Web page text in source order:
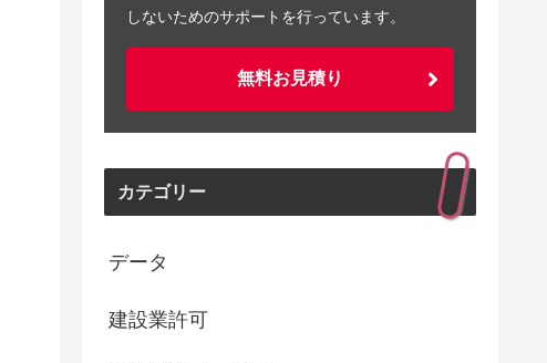
しないためのサポートを行っています。
無料お見積り
カテゴリー
データ
建設業許可